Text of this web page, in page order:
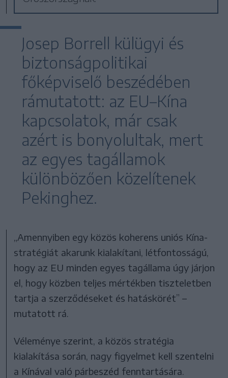
Josep Borrell külügyi és
biztonságpolitikai
főképviselő beszédében
rámutatott: az EU–Kína
kapcsolatok, már csak
azért is bonyolultak, mert
az egyes tagállamok
különbözően közelítenek
Pekinghez.
„Amennyiben egy közös koherens uniós Kína-
stratégiát akarunk kialakítani, létfontosságú,
hogy az EU minden egyes tagállama úgy járjon
el, hogy közben teljes mértékben tiszteletben
tartja a szerződéseket és hatáskörét” –
mutatott rá.
Véleménye szerint, a közös stratégia
kialakítása során, nagy figyelmet kell szentelni
a Kínával való párbeszéd fenntartására.